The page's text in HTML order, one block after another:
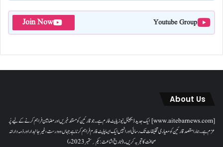
Youtube Group
Join Now
About Us
[www.aitebarnews.com] ایک جدید ڈیجیٹل نیوز پلیٹ فارم ہے۔ جو قارئین کو مستند خبریں اور مضامین فراہم کرنے کے لیے پُر
عزم ہے۔ ہمارا مقصدقارئین کو معیاری تخلیقات تک رسائی اور انہیں ایک ایسا پلیٹ فارم فراہم کرنا ہے جہاں وہ درست، غیر جانبدار اور ذمہ دارانہ
صحافت کا تجربہ کریں۔( تاریخ اشاعت : یکم؍ ستمبر 2023ء)